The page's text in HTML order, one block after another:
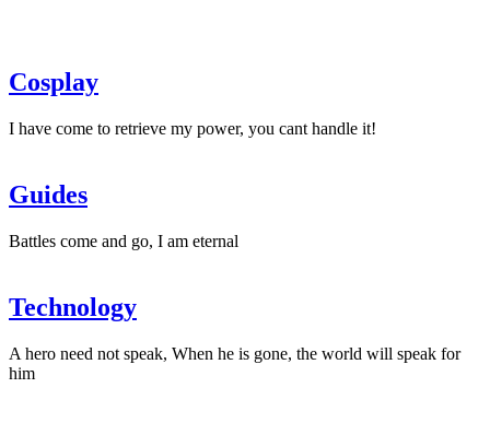
Team"
Cosplay
I have come to retrieve my power, you cant handle it!
Guides
Battles come and go, I am eternal
Technology
A hero need not speak, When he is gone, the world will speak for
him